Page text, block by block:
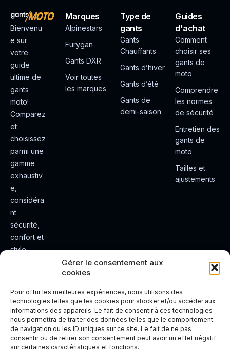
Gérer le consentement aux
cookies
Pour offrir les meilleures expériences, nous utilisons des
technologies telles que les cookies pour stocker et/ou accéder aux
informations des appareils. Le fait de consentir à ces technologies
nous permettra de traiter des données telles que le comportement
de navigation ou les ID uniques sur ce site. Le fait de ne pas
consentir ou de retirer son consentement peut avoir un effet négatif
sur certaines caractéristiques et fonctions.
Bienvenu
e sur
votre
guide
ultime de
gants
moto!
Comparez
et
choisissez
parmi une
gamme
exhaustiv
e,
considéra
nt
sécurité,
confort et
style.
e de
conduite
plus sûre
et plus
agréable.
Marques
Alpinestars
Furygan
Gants DXR
Voir toutes
les marques
Type de
gants
Gants
Chauffants
Gants d’hiver
Gants d’été
Gants de
demi-saison
Guides
d'achat
Comment
choisir ses
gants de
moto
Comprendre
les normes
de sécurité
Entretien des
gants de
moto
Tailles et
ajustements